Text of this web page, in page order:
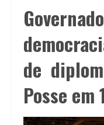
de
Posse em